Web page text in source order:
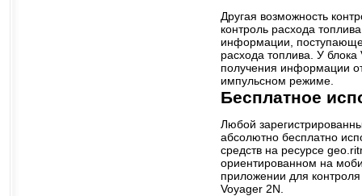
Другая возможность
контроль расхода
информации,
расхода топлива. У
получения информации
импульсном режиме.
Бесплатное
Любой
абсолютно бесплатно
средств на ресурсе
ориентированном на
приложении для
Voyager 2N.